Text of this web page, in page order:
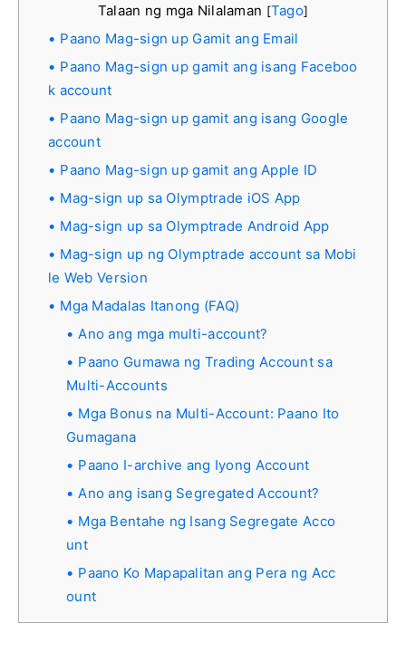
Talaan ng mga Nilalaman [Tago]
Paano Mag-sign up Gamit ang Email
Paano Mag-sign up gamit ang isang Faceboo
k account
Paano Mag-sign up gamit ang isang Google
account
Paano Mag-sign up gamit ang Apple ID
Mag-sign up sa Olymptrade iOS App
Mag-sign up sa Olymptrade Android App
Mag-sign up ng Olymptrade account sa Mobi
le Web Version
Mga Madalas Itanong (FAQ)
Ano ang mga multi-account?
Paano Gumawa ng Trading Account sa
Multi-Accounts
Mga Bonus na Multi-Account: Paano Ito
Gumagana
Paano I-archive ang Iyong Account
Ano ang isang Segregated Account?
Mga Bentahe ng Isang Segregate Acco
unt
Paano Ko Mapapalitan ang Pera ng Acc
ount